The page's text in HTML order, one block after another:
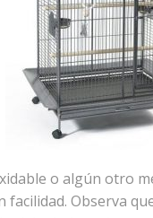
o algún otro
facilidad. Observa